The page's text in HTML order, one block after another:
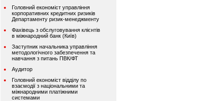
Головний економіст управління
корпоративних кредитних ризиків
Департаменту ризик-менеджменту
Фахівець з обслуговування клієнтів
в міжнародний банк (Київ)
Заступник начальника управління
методологічного забезпечення та
навчання з питань ПВК/ФТ
Аудитор
Головний економіст відділу по
взаємодії з національними та
міжнародними платіжними
системами